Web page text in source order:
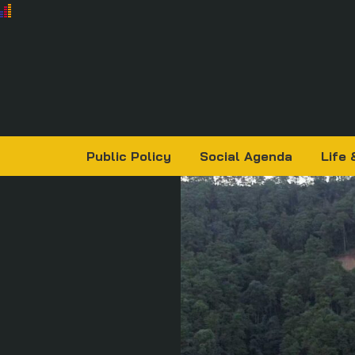
Public Policy Social Agenda Life